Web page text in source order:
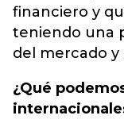
financiero y
teniendo una
del mercado y
¿Qué